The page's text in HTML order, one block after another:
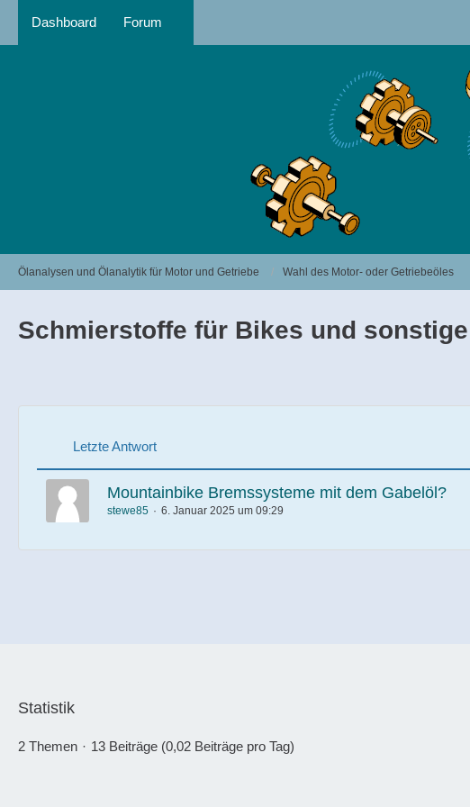
Dashboard Forum
Ölanalysen und Ölanalytik für Motor und Getriebe Wahl des Motor- oder Getriebeöles
Schmierstoffe für Bikes und
Letzte Antwort
Mountainbike Bremssysteme mit dem Gabelöl?
stewe85 6. Januar 2025 um 09:29
Statistik
2 Themen 13 Beiträge (0,02 Beiträge pro Tag)